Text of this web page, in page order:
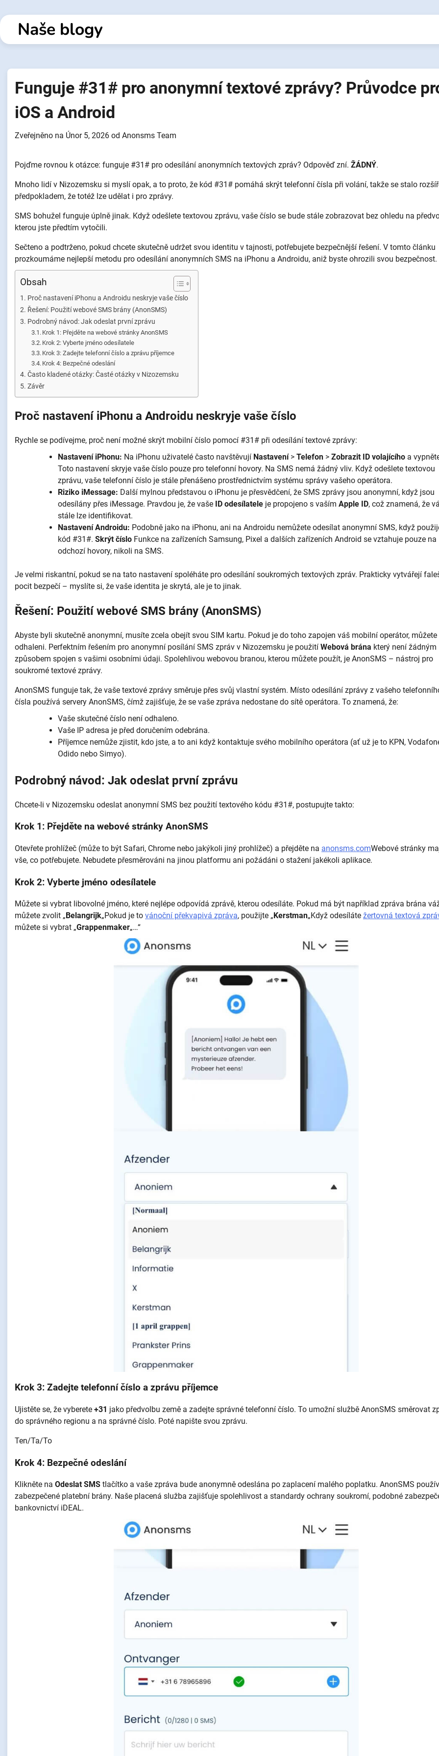
k
obsahuNaše blogy
Funguje #31# pro anonymní textové zprávy? Průvodce
iOS a Android
Zveřejněno na Únor 5, 2026 od Anonsms Team
Pojďme rovnou k otázce: funguje #31# pro odesílání anonymních textových zpráv? Odpověď zní. ŽÁDNÝ.
Mnoho lidí v Nizozemsku si myslí opak, a to proto, že kód #31# pomáhá skrýt telefonní čísla při volání, takže se stalo
předpokladem, že totéž lze udělat i pro zprávy.
SMS bohužel funguje úplně jinak. Když odešlete textovou zprávu, vaše číslo se bude stále zobrazovat bez ohledu na
kterou jste předtím vytočili.
Sečteno a podtrženo, pokud chcete skutečně udržet svou identitu v tajnosti, potřebujete bezpečnější řešení. V tomto článku
prozkoumáme nejlepší metodu pro odesílání anonymních SMS na iPhonu a Androidu, aniž byste ohrozili svou bezpečnost.
Obsah
Proč nastavení iPhonu a Androidu neskryje vaše číslo
Řešení: Použití webové SMS brány (AnonSMS)
Podrobný návod: Jak odeslat první zprávu
Krok 1: Přejděte na webové stránky AnonSMS
Krok 2: Vyberte jméno odesílatele
Krok 3: Zadejte telefonní číslo a zprávu příjemce
Krok 4: Bezpečné odeslání
Často kladené otázky: Časté otázky v Nizozemsku
Závěr
Proč nastavení iPhonu a Androidu neskryje vaše číslo
Rychle se podívejme, proč není možné skrýt mobilní číslo pomocí #31# při odesílání textové zprávy:
Nastavení iPhonu: Na iPhonu uživatelé často navštěvují Nastavení> Telefon > Zobrazit ID volajícího a
Toto nastavení skryje vaše číslo pouze pro telefonní hovory. Na SMS nemá žádný vliv. Když odešlete textovou
zprávu, vaše telefonní číslo je stále přenášeno prostřednictvím systému správy vašeho operátora.
Riziko iMessage: Další mylnou představou o iPhonu je přesvědčení, že SMS zprávy jsou anonymní, když jsou
odesílány přes iMessage. Pravdou je, že vaše ID odesílatele je propojeno s vaším Apple ID, což znamená, že
stále lze identifikovat.
Nastavení Androidu: Podobně jako na iPhonu, ani na Androidu nemůžete odesílat anonymní SMS, když
kód #31#. Skrýt číslo Funkce na zařízeních Samsung, Pixel a dalších zařízeních Android se vztahuje pouze na
odchozí hovory, nikoli na SMS.
Je velmi riskantní, pokud se na tato nastavení spoléháte pro odesílání soukromých textových zpráv. Prakticky vytvářejí
pocit bezpečí – myslíte si, že vaše identita je skrytá, ale je to jinak.
Řešení: Použití webové SMS brány (AnonSMS)
Abyste byli skutečně anonymní, musíte zcela obejít svou SIM kartu. Pokud je do toho zapojen váš mobilní operátor, můžete
odhaleni. Perfektním řešením pro anonymní posílání SMS zpráv v Nizozemsku je použití Webová brána který není žádným
způsobem spojen s vašimi osobními údaji. Spolehlivou webovou branou, kterou můžete použít, je AnonSMS – nástroj pro
soukromé textové zprávy.
AnonSMS funguje tak, že vaše textové zprávy směruje přes svůj vlastní systém. Místo odesílání zprávy z vašeho
čísla používá servery AnonSMS, čímž zajišťuje, že se vaše zpráva nedostane do sítě operátora. To znamená, že:
Vaše skutečné číslo není odhaleno.
Vaše IP adresa je před doručením odebrána.
Příjemce nemůže zjistit, kdo jste, a to ani když kontaktuje svého mobilního operátora (ať už je to KPN,
Odido nebo Simyo).
Podrobný návod: Jak odeslat první zprávu
Chcete-li v Nizozemsku odeslat anonymní SMS bez použití textového kódu #31#, postupujte takto:
Krok 1: Přejděte na webové stránky AnonSMS
Otevřete prohlížeč (může to být Safari, Chrome nebo jakýkoli jiný prohlížeč) a přejděte na anonsms.comWebové stránky
vše, co potřebujete. Nebudete přesměrováni na jinou platformu ani požádáni o stažení jakékoli aplikace.
Krok 2: Vyberte jméno odesílatele
Můžete si vybrat libovolné jméno, které nejlépe odpovídá zprávě, kterou odesíláte. Pokud má být například zpráva brána
můžete zvolit „ Belangrijk„Pokud je to vánoční překvapivá zpráva, použijte „ Kerstman„Když odesíláte žertovná textová
můžete si vybrat „Grappenmaker„…“
Krok 3: Zadejte telefonní číslo a zprávu příjemce
Ujistěte se, že vyberete +31 jako předvolbu země a zadejte správné telefonní číslo. To umožní službě AnonSMS směrovat
do správného regionu a na správné číslo. Poté napište svou zprávu.
Ten/Ta/To
Krok 4: Bezpečné odeslání
Klikněte na Odeslat SMS tlačítko a vaše zpráva bude anonymně odeslána po zaplacení malého poplatku. AnonSMS
zabezpečené platební brány. Naše placená služba zajišťuje spolehlivost a standardy ochrany soukromí, podobné
bankovnictví iDEAL.